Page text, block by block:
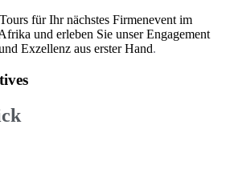
für Ihr nächstes Firmenevent im
und erleben Sie unser Engagement
Exzellenz aus erster Hand.